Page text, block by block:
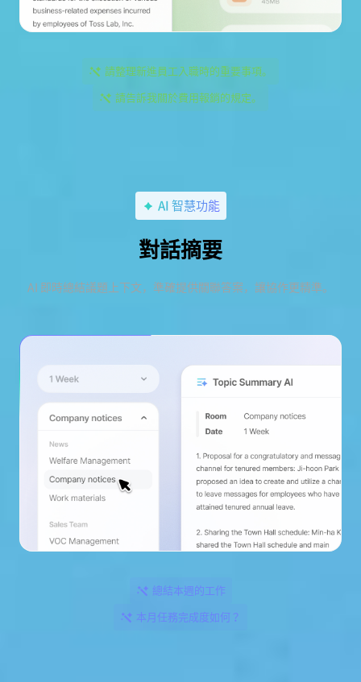
請整理新進員工入職時的重要事項。
請告訴我關於費用報銷的規定。
AI 智慧功能
對話摘要
AI 即時總結議題上下文，準確提供關聯答案，讓協作更精準。
總結本週的工作
本月任務完成度如何？